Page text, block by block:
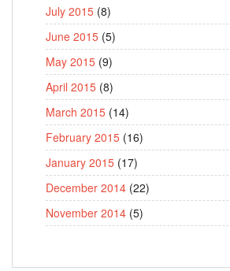
July 2015 (8)
June 2015 (5)
May 2015 (9)
April 2015 (8)
March 2015 (14)
February 2015 (16)
January 2015 (17)
December 2014 (22)
November 2014 (5)